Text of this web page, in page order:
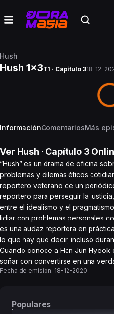
Hush
Hush 1x3T1 · Capítulo 318-12-
InformaciónComentariosMás
Ver Hush · Capítulo 3
“Hush” es un drama de oficina
problemas y dilemas éticos
reportero veterano de un
reportero para perseguir la
entre el idealismo y el
lidiar con problemas personales
es una audaz reportera en
lo que hay que decir, incluso
Cuando conoce a Han Jun Hyeok
soñar con convertirse en una
Fecha de emisión: 18-12-2020
Populares